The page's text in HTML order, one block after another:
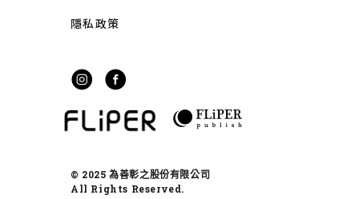
隱私政策
© 2025 為善彰之股份有限公司
All Rights Reserved.